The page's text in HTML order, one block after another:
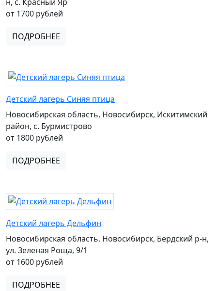
от 1700 рублей
ПОДРОБНЕЕ
Детский лагерь Синяя птица
Новосибирская область, Новосибирск, Искитимский
район, с. Бурмистрово
от 1800 рублей
ПОДРОБНЕЕ
Детский лагерь Дельфин
Новосибирская область, Новосибирск, Бердский р-н,
ул. Зеленая Роща, 9/1
от 1600 рублей
ПОДРОБНЕЕ